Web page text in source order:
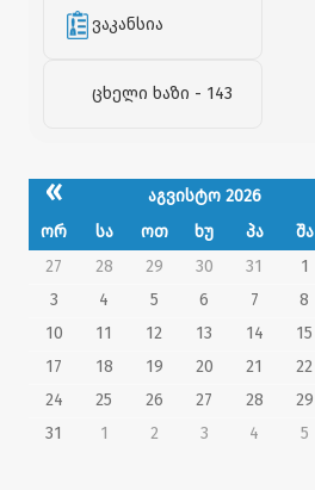
ვაკანსია
ცხელი ხაზი - 143
« აგვისტო 2026
ორ სა ოთ ხუ პა შა
27
28 29 30 31 1
3
4 5 6 7 8
10
11 12 13 14 15
17
18 19 20 21 22
24
25 26 27 28 29
31
1 2 3 4 5